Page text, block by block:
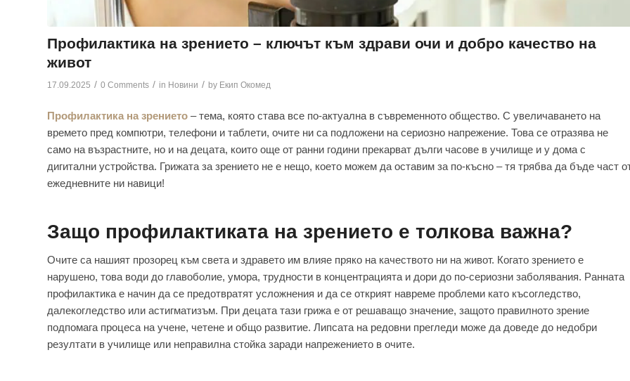
Профилактика на зрението – ключът към здрави очи и добро качество на
живот
17.09.2025 / 0 Comments / in Новини / by Екип Окомед
Профилактика на зрението – тема, която става все по-актуална в съвременното общество. С увеличаването на
времето пред компютри, телефони и таблети, очите ни са подложени на сериозно напрежение. Това се отразява не
само на възрастните, но и на децата, които още от ранни години прекарват дълги часове в училище и у дома с
дигитални устройства. Грижата за зрението не е нещо, което можем да оставим за по-късно – тя трябва да бъде част
ежедневните ни навици!
Защо профилактиката на зрението е толкова важна?
Очите са нашият прозорец към света и здравето им влияе пряко на качеството ни на живот. Когато зрението е
нарушено, това води до главоболие, умора, трудности в концентрацията и дори до по-сериозни заболявания. Ранната
профилактика е начин да се предотвратят усложнения и да се открият навреме проблеми като късогледство,
далекогледство или астигматизъм. При децата тази грижа е от решаващо значение, защото правилното зрение
подпомага процеса на учене, четене и общо развитие. Липсата на редовни прегледи може да доведе до недобри
резултати в училище или неправилна стойка заради напрежението в очите.